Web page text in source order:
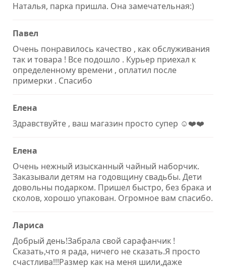
Наталья, парка пришла. Она замечательная:)
Павел
Очень понравилось качество , как обслуживания
так и товара ! Все подошло . Курьер приехал к
определенному времени , оплатил после
примерки . Спасибо
Елена
Здравствуйте , ваш магазин просто супер ☺️❤️❤️
Елена
Очень нежный изысканный чайный наборчик.
Заказывали детям на годовщину свадьбы. Дети
довольны подарком. Пришел быстро, без брака и
сколов, хорошо упакован. Огромное вам спасибо.
Лариса
Добрый день!Забрала свой сарафанчик !
Сказать,что я рада, ничего не сказать.Я просто
счастлива!!!Размер как на меня шили,даже